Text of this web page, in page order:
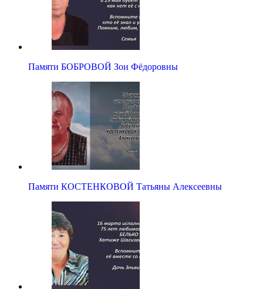
Памяти БОБРОВОЙ Зои Фёдоровны
Памяти КОСТЕНКОВОЙ Татьяны Алексеевны